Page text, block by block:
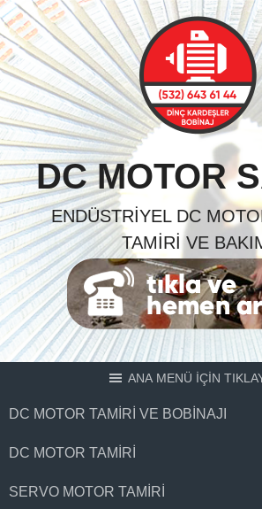
Skip
to
content
DC MOTOR
ENDÜSTRIYEL DC
TAMIRI VE
ANA MENÜ İÇİN
DC MOTOR TAMIRI VE BOBINAJI
DC MOTOR TAMIRI
SERVO MOTOR TAMIRI